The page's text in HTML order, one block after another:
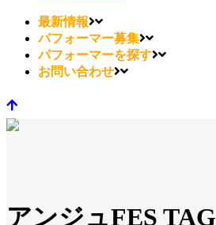
最新情報
パフォーマー募集
パフォーマーを探す
お問い合わせ
アンジュFES TAG